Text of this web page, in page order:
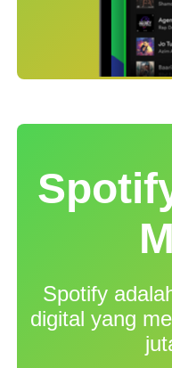
Spotify
digital yang